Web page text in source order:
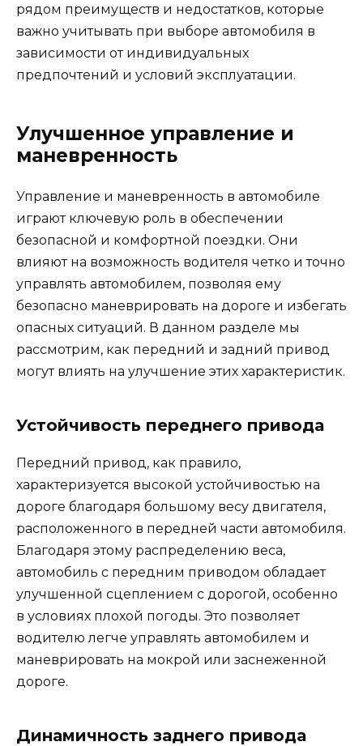
рядом преимуществ и недостатков, которые
важно учитывать при выборе автомобиля в
зависимости от индивидуальных
предпочтений и условий эксплуатации.
Улучшенное управление и
маневренность
Управление и маневренность в автомобиле
играют ключевую роль в обеспечении
безопасной и комфортной поездки. Они
влияют на возможность водителя четко и точно
управлять автомобилем, позволяя ему
безопасно маневрировать на дороге и избегать
опасных ситуаций. В данном разделе мы
рассмотрим, как передний и задний привод
могут влиять на улучшение этих характеристик.
Устойчивость переднего привода
Передний привод, как правило,
характеризуется высокой устойчивостью на
дороге благодаря большому весу двигателя,
расположенного в передней части автомобиля.
Благодаря этому распределению веса,
автомобиль с передним приводом обладает
улучшенной сцеплением с дорогой, особенно
в условиях плохой погоды. Это позволяет
водителю легче управлять автомобилем и
маневрировать на мокрой или заснеженной
дороге.
Динамичность заднего привода